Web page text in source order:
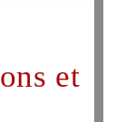
et